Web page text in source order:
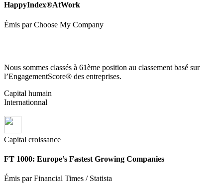
HappyIndex®AtWork
Émis par Choose My Company
Nous sommes classés à 61ème position au classement basé sur
l’EngagementScore® des entreprises.
Capital humain
Internationnal
Capital croissance
FT 1000: Europe’s Fastest Growing Companies
Émis par Financial Times / Statista